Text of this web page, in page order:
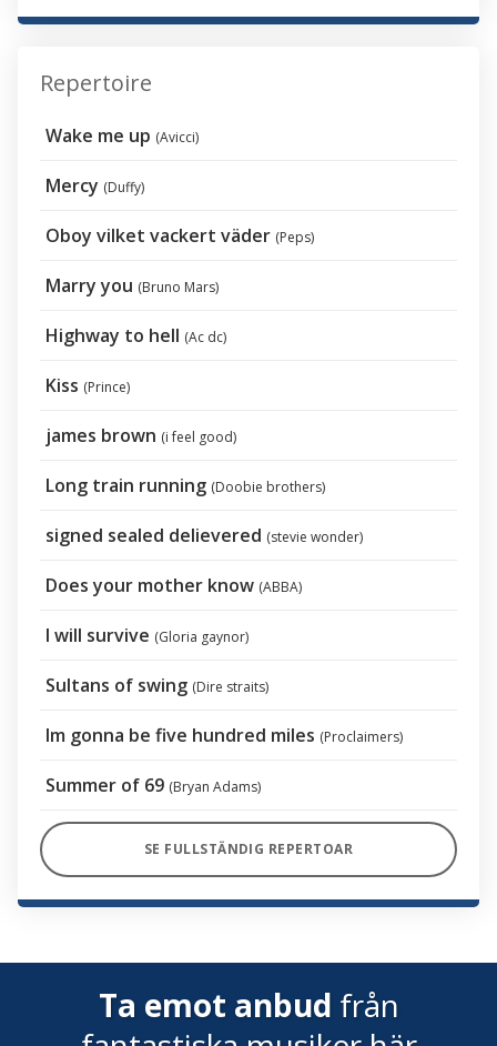
Repertoire
Wake me up (Avicci)
Mercy (Duffy)
Oboy vilket vackert väder (Peps)
Marry you (Bruno Mars)
Highway to hell (Ac dc)
Kiss (Prince)
james brown (i feel good)
Long train running (Doobie brothers)
signed sealed delievered (stevie wonder)
Does your mother know (ABBA)
I will survive (Gloria gaynor)
Sultans of swing (Dire straits)
Im gonna be five hundred miles (Proclaimers)
Summer of 69 (Bryan Adams)
SE FULLSTÄNDIG REPERTOAR
Ta emot anbud från